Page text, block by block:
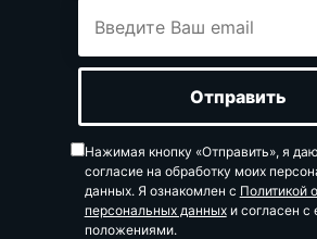
Нажимая кнопку «Отправить», я
согласие на обработку моих
данных. Я ознакомлен с Политикой
персональных данныхи согласен с
положениями.